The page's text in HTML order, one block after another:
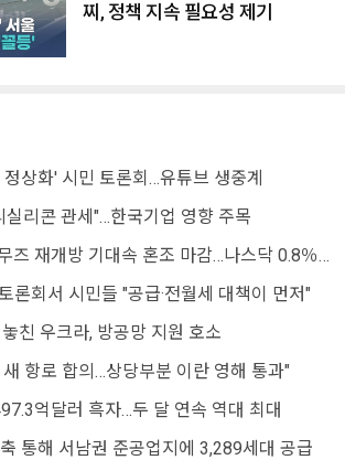
찌, 정책 지속 필요성 제기
상화' 시민 토론회…유튜브 생중계
실리콘 관세"…한국기업 영향 주목
즈 재개방 기대속 혼조 마감…나스닥 0.8％
론회서 시민들 "공급·전월세 대책이 먼저"
친 우크라, 방공망 지원 호소
항로 합의…상당부분 이란 영해 통과"
억달러 흑자…두 달 연속 역대 최대
통해 서남권 준공업지에 3,289세대 공급